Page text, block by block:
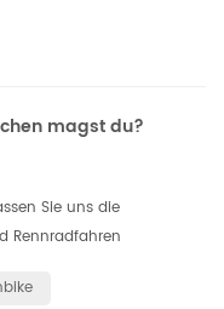
magst du?
Sie uns die
Rennradfahren